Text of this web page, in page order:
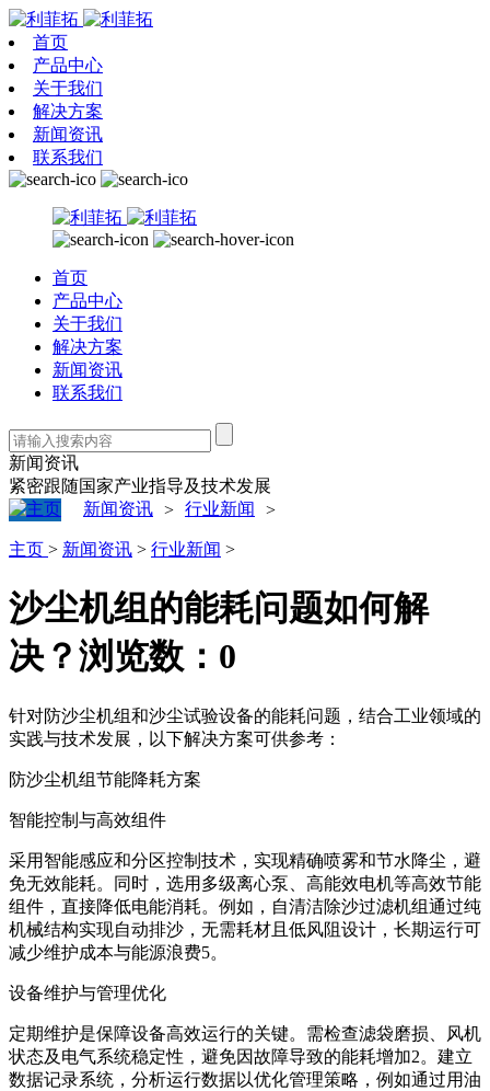
首页
产品中心
关于我们
解决方案
新闻资讯
联系我们
首页
产品中心
关于我们
解决方案
新闻资讯
联系我们
新闻资讯
紧密跟随国家产业指导及技术发展
新闻资讯 > 行业新闻 >
主页 > 新闻资讯 > 行业新闻 >
沙尘机组的能耗问题如何解
决？浏览数： 0
针对防沙尘机组和沙尘试验设备的能耗问题，结合工业领域的
实践与技术发展，以下解决方案可供参考：
防沙尘机组节能降耗方案
‌智能控制与高效组件‌
采用智能感应和分区控制技术，实现精确喷雾和节水降尘，避
免无效能耗‌。同时，选用多级离心泵、高能效电机等高效节能
组件，直接降低电能消耗‌。例如，自清洁除沙过滤机组通过纯
机械结构实现自动排沙，无需耗材且低风阻设计，长期运行可
减少维护成本与能源浪费‌5。
‌设备维护与管理优化‌
定期维护是保障设备高效运行的关键。需检查滤袋磨损、风机
状态及电气系统稳定性，避免因故障导致的能耗增加‌2。建立
数据记录系统，分析运行数据以优化管理策略，例如通过用油